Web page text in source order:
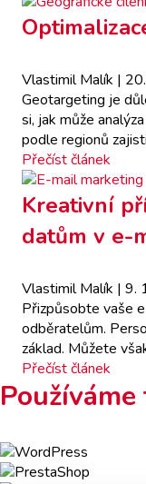
Vlastimil Malík |
Geotargeting je
si, jak může
podle regionů
Přečíst článek
Kreativní
datům v e-
Vlastimil Malík | 9.
Přizpůsobte vaše
odběratelům.
základ. Můžete
Přečíst článek